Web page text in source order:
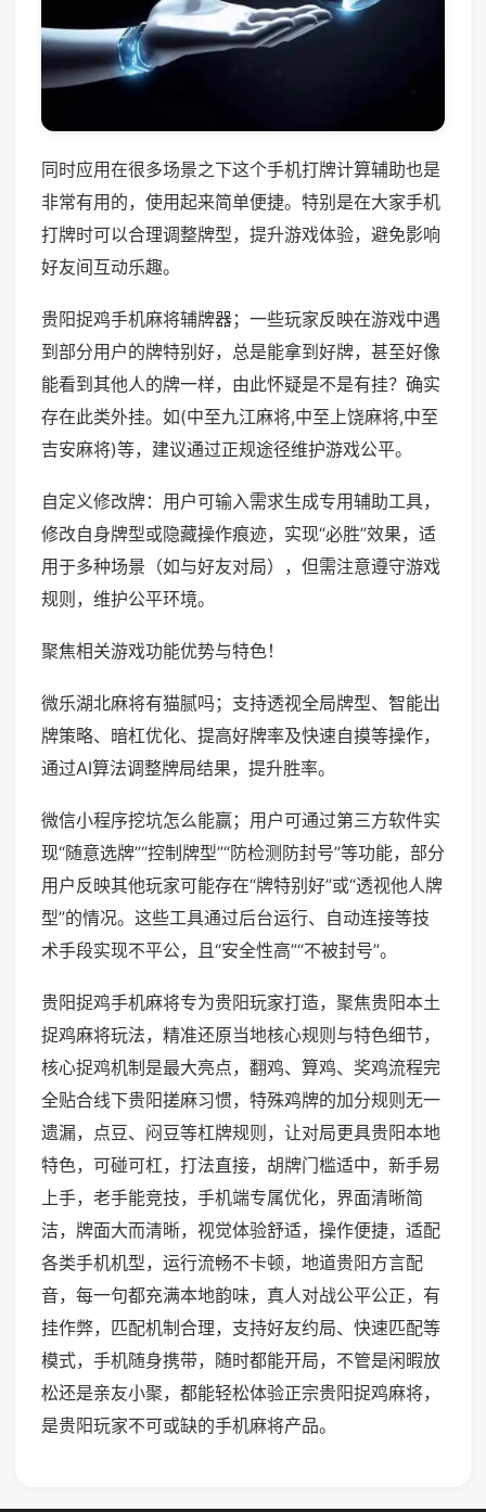
同时应用在很多场景之下这个手机打牌计算辅助也是
非常有用的，使用起来简单便捷。特别是在大家手机
打牌时可以合理调整牌型，提升游戏体验，避免影响
好友间互动乐趣。
贵阳捉鸡手机麻将辅牌器；一些玩家反映在游戏中遇
到部分用户的牌特别好，总是能拿到好牌，甚至好像
能看到其他人的牌一样，由此怀疑是不是有挂？确实
存在此类外挂。如(中至九江麻将,中至上饶麻将,中至
吉安麻将)等，建议通过正规途径维护游戏公平。
自定义修改牌：用户可输入需求生成专用辅助工具，
修改自身牌型或隐藏操作痕迹，实现“必胜”效果，适
用于多种场景（如与好友对局），但需注意遵守游戏
规则，维护公平环境。
聚焦相关游戏功能优势与特色！
微乐湖北麻将有猫腻吗；支持透视全局牌型、智能出
牌策略、暗杠优化、提高好牌率及快速自摸等操作，
通过AI算法调整牌局结果，提升胜率。
微信小程序挖坑怎么能赢；用户可通过第三方软件实
现“随意选牌”“控制牌型”“防检测防封号”等功能，部分
用户反映其他玩家可能存在“牌特别好”或“透视他人牌
型”的情况。这些工具通过后台运行、自动连接等技
术手段实现不平公，且“安全性高”“不被封号”。
贵阳捉鸡手机麻将专为贵阳玩家打造，聚焦贵阳本土
捉鸡麻将玩法，精准还原当地核心规则与特色细节，
核心捉鸡机制是最大亮点，翻鸡、算鸡、奖鸡流程完
全贴合线下贵阳搓麻习惯，特殊鸡牌的加分规则无一
遗漏，点豆、闷豆等杠牌规则，让对局更具贵阳本地
特色，可碰可杠，打法直接，胡牌门槛适中，新手易
上手，老手能竞技，手机端专属优化，界面清晰简
洁，牌面大而清晰，视觉体验舒适，操作便捷，适配
各类手机机型，运行流畅不卡顿，地道贵阳方言配
音，每一句都充满本地韵味，真人对战公平公正，有
挂作弊，匹配机制合理，支持好友约局、快速匹配等
模式，手机随身携带，随时都能开局，不管是闲暇放
松还是亲友小聚，都能轻松体验正宗贵阳捉鸡麻将，
是贵阳玩家不可或缺的手机麻将产品。